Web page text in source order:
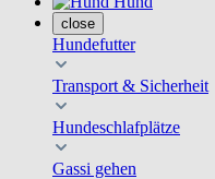
close
Hundefutter
Transport & Sicherheit
Hundeschlafplätze
Gassi gehen